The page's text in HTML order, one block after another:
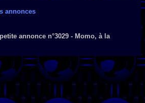
annonces
annonce n°3029 - Momo, à la